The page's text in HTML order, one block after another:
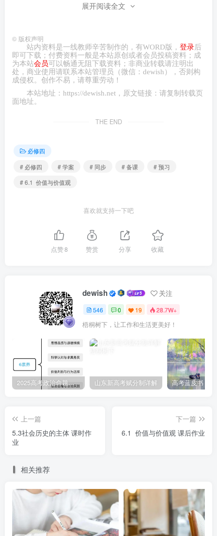
主义核心价值观的基本内容为培育和践行社会主义核心价值
也吸收了世界文明有益成果，体现了
。
(3)要求:①要使社会主义核心价值观的影响像空气一样无
所不在、
。②要使社会主义核心价值观与
人们日常生活紧密联系起来，在
、
、
二、易错易混
4.价值观是人生道路的正确导向。（ ）
6.青年学生要树立正确的价值观，扣好人生的第一粒扣
子，因为价值观决定人们的行为选择。( )
7.校训宣传是培育社会主义核心价值观的基本途径。(
8.人生价值就在于对社会的责任与贡献。( )
10.社会主义核心价值观是当代中国精神的集中体现，凝
结着全体人民共同的价值追求。（ ）
1.价值是人们在生活中经常使用的概念。下列能体现哲
学意义上的价值的是( )
①田野上的花儿开了 ②这些花儿很漂亮
展开阅读全文
© 版权声明
站内资料是一线教师辛苦制作的，有WORD版， 登录后
即可下载；付费资料一般是本站原创或者会员投稿资料；成
为本站会员可以畅通无阻下载资料；非商业转载请注明出
处，商业使用请联系本站管理员（微信： dewish ），否则构
成侵权。创作不易，请尊重劳动！
本站地址： https://dewish.net ，原文链接：请复制转载页
面地址。
THE END
必修四
# 必修四
# 学案 # 同步 # 备课
# 预习
# 6.1 价值与价值观
喜欢就支持一下吧
点赞8 赞赏 分享 收藏
dewish 关注
546 0 19 28.7W+
梧桐树下，让工作和生活更美好！
2025高考政治命题纲要解读 山东新高考赋分制详解
上一篇
5.3社会历史的主体 课时作
业
下一篇
6.1 价值与价值观 课后作业
相关推荐